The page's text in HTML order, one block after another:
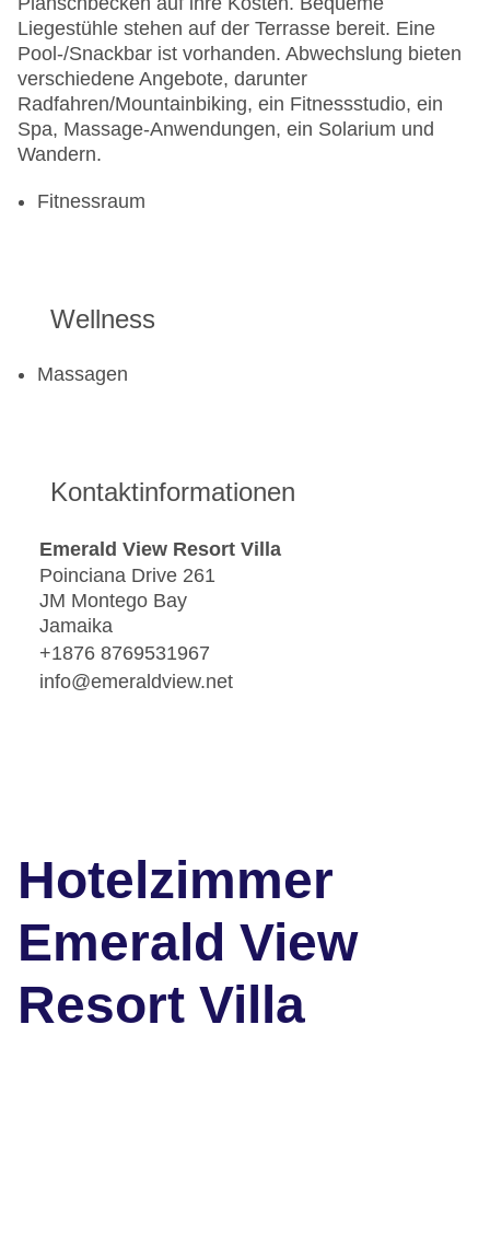
Liegestühle stehen auf der Terrasse bereit. Eine
Pool-/Snackbar ist vorhanden. Abwechslung bieten
verschiedene Angebote, darunter
Radfahren/Mountainbiking, ein Fitnessstudio, ein
Spa, Massage-Anwendungen, ein Solarium und
Wandern.
Fitnessraum
Wellness
Massagen
Kontaktinformationen
Emerald View Resort Villa
Poinciana Drive 261
JM Montego Bay
Jamaika
+1876 8769531967
info@emeraldview.net
Hotelzimmer
Emerald View
Resort Villa